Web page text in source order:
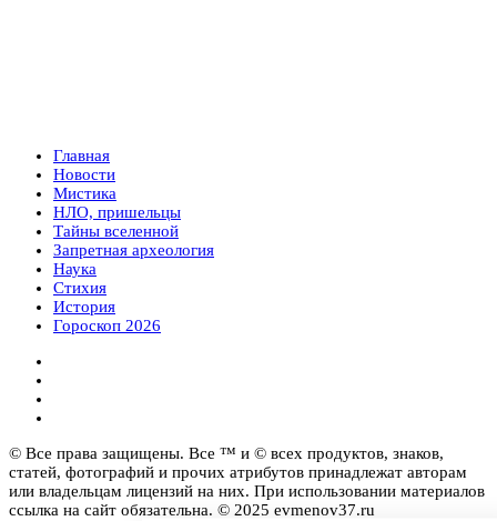
Главная
Новости
Мистика
НЛО, пришельцы
Тайны вселенной
Запретная археология
Наука
Стихия
История
Гороскоп 2026
© Все права защищены. Все ™ и © всех продуктов, знаков,
статей, фотографий и прочих атрибутов принадлежат авторам
или владельцам лицензий на них. При использовании материалов
ссылка на сайт обязательна. © 2025 evmenov37.ru